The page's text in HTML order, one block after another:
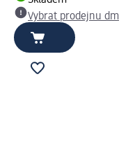
Vybrat prodejnu dm